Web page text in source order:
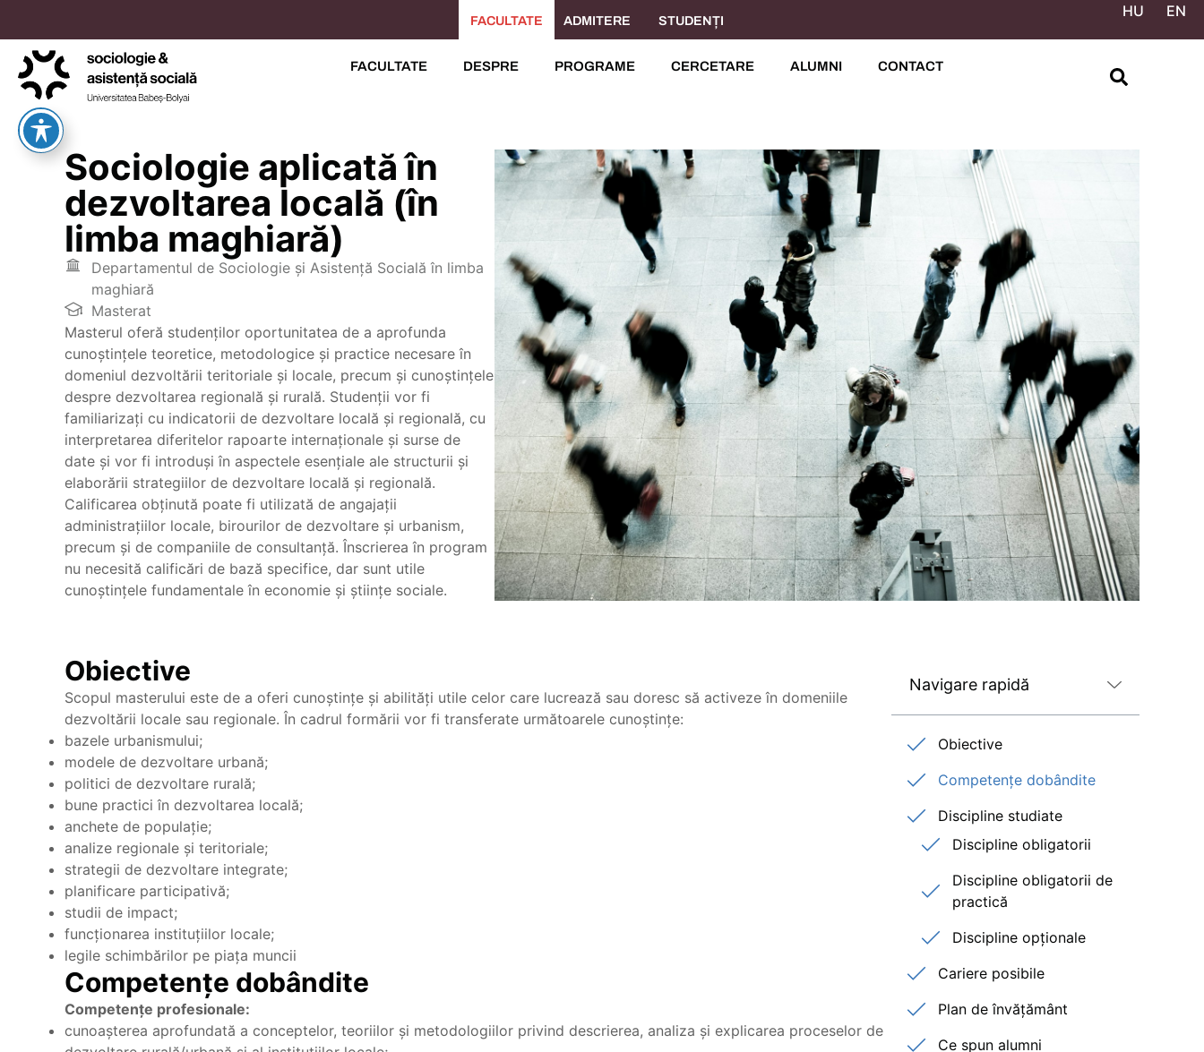
FACULTATE ADMITERE STUDENȚI
HU EN
FACULTATE DESPRE PROGRAME CERCETARE ALUMNI CONTACT
Sociologie aplicată în
dezvoltarea locală (în
limba maghiară)
Departamentul de Sociologie şi Asistenţă Socială în limba
maghiară
Masterat
Masterul oferă studenților oportunitatea de a aprofunda
cunoștințele teoretice, metodologice și practice necesare în
domeniul dezvoltării teritoriale și locale, precum și cunoștințele
despre dezvoltarea regională și rurală. Studenții vor fi
familiarizați cu indicatorii de dezvoltare locală și regională, cu
interpretarea diferitelor rapoarte internaționale și surse de
date și vor fi introduși în aspectele esențiale ale structurii și
elaborării strategiilor de dezvoltare locală și regională.
Calificarea obținută poate fi utilizată de angajații
administrațiilor locale, birourilor de dezvoltare și urbanism,
precum și de companiile de consultanță. Înscrierea în program
nu necesită calificări de bază specifice, dar sunt utile
cunoștințele fundamentale în economie și științe sociale.
Obiective
Scopul masterului este de a oferi cunoștințe și abilități utile celor care lucrează sau doresc să activeze în domeniile
dezvoltării locale sau regionale. În cadrul formării vor fi transferate următoarele cunoștințe:
bazele urbanismului;
modele de dezvoltare urbană;
politici de dezvoltare rurală;
bune practici în dezvoltarea locală;
anchete de populație;
analize regionale și teritoriale;
strategii de dezvoltare integrate;
planificare participativă;
studii de impact;
funcționarea instituțiilor locale;
legile schimbărilor pe piața muncii
Competențe dobândite
Competenţe profesionale:
cunoaşterea aprofundată a conceptelor, teoriilor şi metodologiilor privind descrierea, analiza și explicarea proceselor de
Navigare rapidă
Obiective
Competențe dobândite
Discipline studiate
Discipline obligatorii
Discipline obligatorii de
practică
Discipline opționale
Cariere posibile
Plan de învățământ
Ce spun alumni